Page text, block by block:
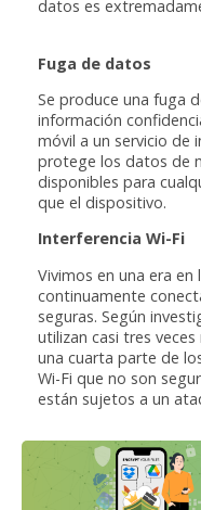
datos es
Fuga de datos
Se produce una fuga
información
móvil a un servicio de
protege los datos de
disponibles para
que el dispositivo.
Interferencia Wi-Fi
Vivimos en una era
continuamente
seguras. Según
utilizan casi tres
una cuarta parte de
Wi-Fi que no son
están sujetos a un